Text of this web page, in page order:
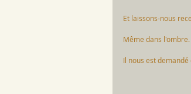
Et laissons-nous
Même dans
Il nous est